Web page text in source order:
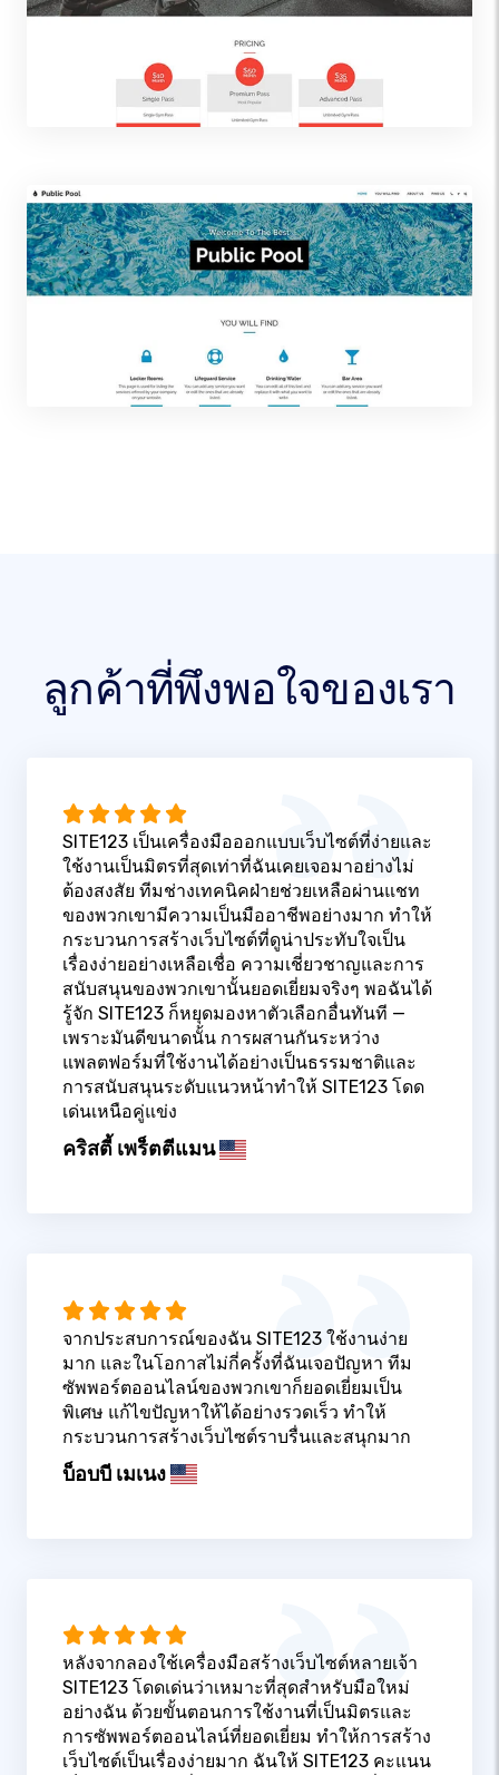
ลูกค้าที่พึงพอใจของเรา
SITE123 เป็นเครื่องมือออกแบบเว็บไซต์ที่ง่ายและ
ใช้งานเป็นมิตรที่สุดเท่าที่ฉันเคยเจอมาอย่างไม่
ต้องสงสัย ทีมช่างเทคนิคฝ่ายช่วยเหลือผ่านแชท
ของพวกเขามีความเป็นมืออาชีพอย่างมาก ทำให้
กระบวนการสร้างเว็บไซต์ที่ดูน่าประทับใจเป็น
เรื่องง่ายอย่างเหลือเชื่อ ความเชี่ยวชาญและการ
สนับสนุนของพวกเขานั้นยอดเยี่ยมจริงๆ พอฉันได้
รู้จัก SITE123 ก็หยุดมองหาตัวเลือกอื่นทันที —
เพราะมันดีขนาดนั้น การผสานกันระหว่าง
แพลตฟอร์มที่ใช้งานได้อย่างเป็นธรรมชาติและ
การสนับสนุนระดับแนวหน้าทำให้ SITE123 โดด
เด่นเหนือคู่แข่ง
คริสตี้ เพร็ตตีแมน
จากประสบการณ์ของฉัน SITE123 ใช้งานง่าย
มาก และในโอกาสไม่กี่ครั้งที่ฉันเจอปัญหา ทีม
ซัพพอร์ตออนไลน์ของพวกเขาก็ยอดเยี่ยมเป็น
พิเศษ แก้ไขปัญหาให้ได้อย่างรวดเร็ว ทำให้
กระบวนการสร้างเว็บไซต์ราบรื่นและสนุกมาก
บ็อบบี เมเนง
หลังจากลองใช้เครื่องมือสร้างเว็บไซต์หลายเจ้า
SITE123 โดดเด่นว่าเหมาะที่สุดสำหรับมือใหม่
อย่างฉัน ด้วยขั้นตอนการใช้งานที่เป็นมิตรและ
การซัพพอร์ตออนไลน์ที่ยอดเยี่ยม ทำให้การสร้าง
เว็บไซต์เป็นเรื่องง่ายมาก ฉันให้ SITE123 คะแนน